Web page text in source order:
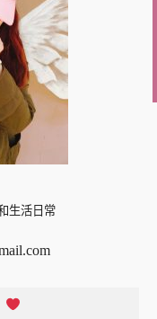
生活日常